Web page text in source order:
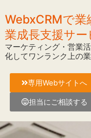
WebxCRMで業
業成長支援サー
マーケティング・営業
化してワンランク上の
専用Webサイトへ
担当にご相談する